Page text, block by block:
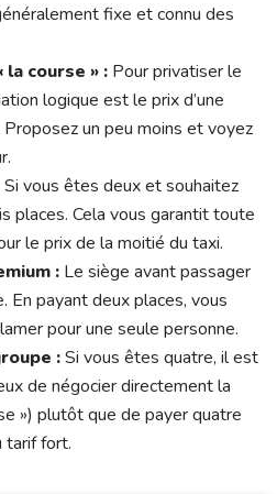
fixe et connu des
la course » : Pour privatiser le
logique est le prix d’une
un peu moins et voyez
Si vous êtes deux et souhaitez
places. Cela vous garantit toute
le prix de la moitié du taxi.
: Le siège avant passager
En payant deux places, vous
pour une seule personne.
:Si vous êtes quatre, il est
de négocier directement la
») plutôt que de payer quatre
tarif fort.